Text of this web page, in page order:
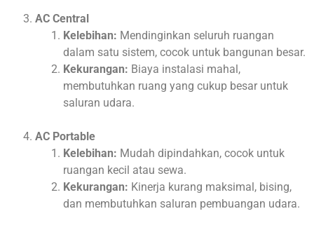
AC Central
Kelebihan: Mendinginkan seluruh ruangan
dalam satu sistem, cocok untuk bangunan besar.
Kekurangan: Biaya instalasi mahal,
membutuhkan ruang yang cukup besar untuk
saluran udara.
AC Portable
Kelebihan: Mudah dipindahkan, cocok untuk
ruangan kecil atau sewa.
Kekurangan: Kinerja kurang maksimal, bising,
dan membutuhkan saluran pembuangan udara.